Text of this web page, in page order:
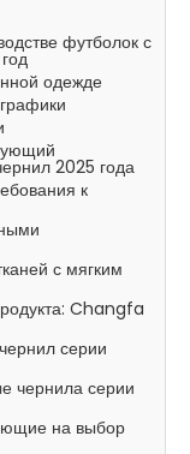
футболок с
одежде
2025 года
к
с мягким
Changfa
серии
чернила серии
на выбор